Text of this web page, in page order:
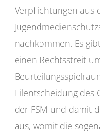
Verpflichtungen aus
nachkommen. Es
einen Rechtsstreit
Eilentscheidung des
der FSM und damit
aus, womit die